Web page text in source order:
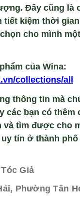
Đây cũng là
tiết kiệm thời
cho mình
của Wina:
collections/all
thông tin mà
các bạn có thêm
và tìm được cho
tín ở thành phố
Giả
Phường Tân